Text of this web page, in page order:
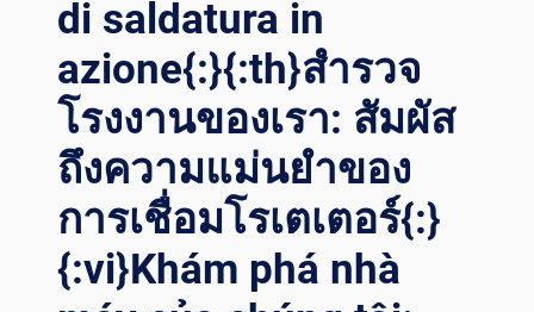
N T
OUR D
ELLA F
ABBRICA C
ON M
ANIPOLATORI D
I S
ALDATURA E
LTRO{:}{
:TH}เ
di saldatura in
azione{:}{:th}สำรวจ
โรงงานของเรา: สัมผัส
ถึงความแม่นยำของ
การเชื่อมโรเตเตอร์{:}
{:vi}Khám phá nhà